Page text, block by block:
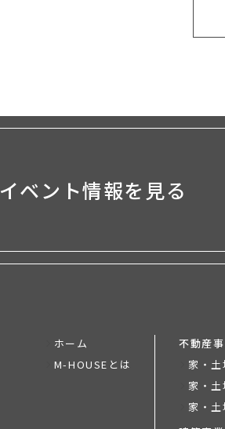
イベント情報を見る
ホーム
M-HOUSEとは
不動産
家・
家・
家・